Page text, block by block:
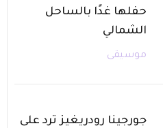
حفلها غدًا بالساحل
الشمالي
موسيقى
جورجينا رودريغيز ترد على